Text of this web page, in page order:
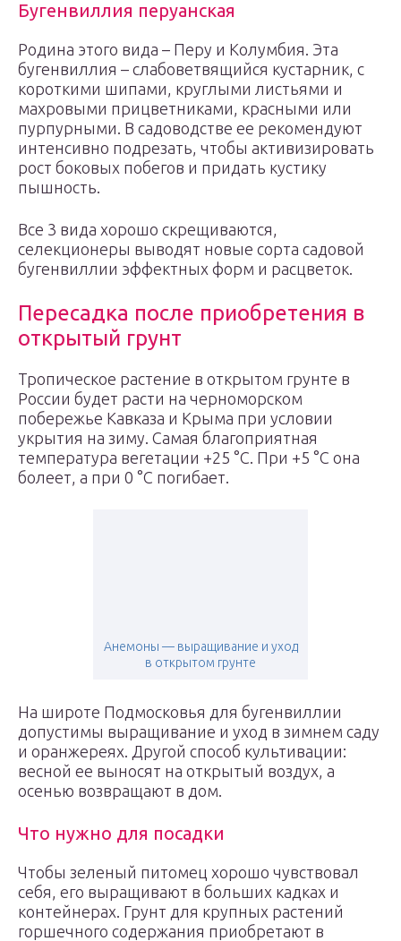
Бугенвиллия перуанская
Родина этого вида – Перу и Колумбия. Эта
бугенвиллия – слабоветвящийся кустарник, с
короткими шипами, круглыми листьями и
махровыми прицветниками, красными или
пурпурными. В садоводстве ее рекомендуют
интенсивно подрезать, чтобы активизировать
рост боковых побегов и придать кустику
пышность.
Все 3 вида хорошо скрещиваются,
селекционеры выводят новые сорта садовой
бугенвиллии эффектных форм и расцветок.
Пересадка после приобретения в
открытый грунт
Тропическое растение в открытом грунте в
России будет расти на черноморском
побережье Кавказа и Крыма при условии
укрытия на зиму. Самая благоприятная
температура вегетации +25 °C. При +5 °C она
болеет, а при 0 °C погибает.
Анемоны — выращивание и уход
в открытом грунте
На широте Подмосковья для бугенвиллии
допустимы выращивание и уход в зимнем саду
и оранжереях. Другой способ культивации:
весной ее выносят на открытый воздух, а
осенью возвращают в дом.
Что нужно для посадки
Чтобы зеленый питомец хорошо чувствовал
себя, его выращивают в больших кадках и
контейнерах. Грунт для крупных растений
горшечного содержания приобретают в